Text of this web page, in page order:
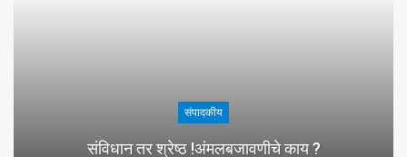
संपादकीय
संविधान तर श्रेष्ठ !अंमलबजावणीचे काय ?